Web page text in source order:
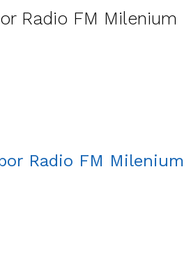
Radio FM Milenium
Radio FM Milenium